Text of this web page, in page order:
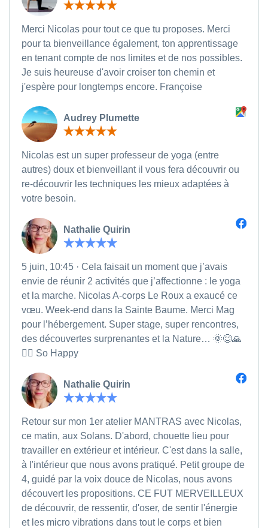
Merci Nicolas pour tout ce que tu proposes. Merci
pour ta bienveillance également, ton apprentissage
en tenant compte de nos limites et de nos possibles.
Je suis heureuse d'avoir croiser ton chemin et
j'espère pour longtemps encore. Françoise
Audrey Plumette
Nicolas est un super professeur de yoga (entre
autres) doux et bienveillant il vous fera découvrir ou
re-découvrir les techniques les mieux adaptées à
votre besoin.
Nathalie Quirin
5 juin, 10:45 · Cela faisait un moment que j’avais
envie de réunir 2 activités que j’affectionne : le yoga
et la marche. Nicolas A-corps Le Roux a exaucé ce
vœu. Week-end dans la Sainte Baume. Merci Mag
pour l’hébergement. Super stage, super rencontres,
des découvertes surprenantes et la Nature… 🌞😊🙏
🧘‍♀️ So Happy
Nathalie Quirin
Retour sur mon 1er atelier MANTRAS avec Nicolas,
ce matin, aux Solans. D'abord, chouette lieu pour
travailler en extérieur et intérieur. C'est dans la salle,
à l'intérieur que nous avons pratiqué. Petit groupe de
4, guidé par la voix douce de Nicolas, nous avons
découvert les propositions. CE FUT MERVEILLEUX
de découvrir, de ressentir, d'oser, de sentir l'énergie
et les micro vibrations dans tout le corps et bien